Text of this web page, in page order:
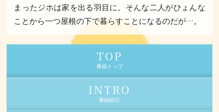
まったジホは家を出る羽目に。そんな二人がひょんな
ことから一つ屋根の下で暮らすことになるのだが…。
TOP
番組トップ
INTRO
番組紹介